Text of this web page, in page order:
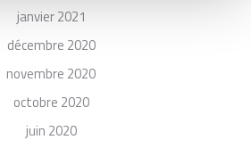
janvier 2021
décembre 2020
novembre 2020
octobre 2020
juin 2020